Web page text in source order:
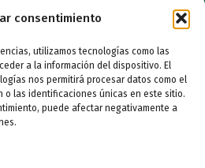
consentimiento
utilizamos tecnologías como las
a la información del dispositivo. El
nos permitirá procesar datos como el
o las identificaciones únicas en este sitio.
puede afectar negativamente a
los derechos reservados.